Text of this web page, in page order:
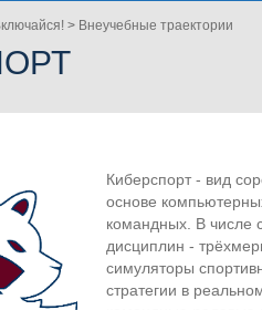
> Внеучебные траектории
Киберспорт - вид
основе
командных. В числе
дисциплин -
симуляторы
стратегии в